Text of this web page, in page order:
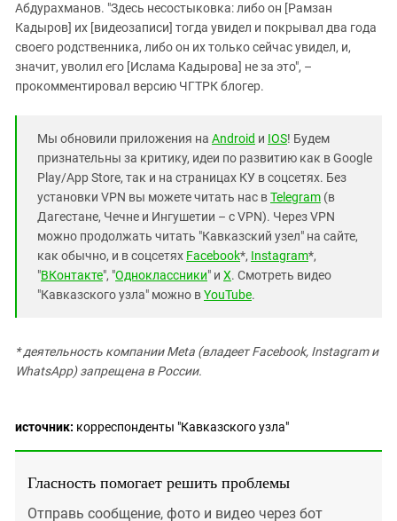
Абдурахманов. "Здесь несостыковка: либо он [Рамзан
Кадыров] их [видеозаписи] тогда увидел и покрывал два года
своего родственника, либо он их только сейчас увидел, и,
значит, уволил его [Ислама Кадырова] не за это", –
прокомментировал версию ЧГТРК блогер.
Мы обновили приложения на Android и IOS! Будем
признательны за критику, идеи по развитию как в Google
Play/App Store, так и на страницах КУ в соцсетях. Без
установки VPN вы можете читать нас вTelegram (в
Дагестане, Чечне и Ингушетии – с VPN). Через VPN
можно продолжать читать "Кавказский узел" на сайте,
как обычно, и в соцсетях Facebook*, Instagram*,
"ВКонтакте", "Одноклассники" и X. Смотреть видео
"Кавказского узла" можно вYouTube.
* деятельность компании Meta (владеет Facebook, Instagram и
WhatsApp) запрещена в России.
источник: корреспонденты "Кавказского узла"
Гласность помогает решить проблемы
Отправь сообщение, фото и видео через бот